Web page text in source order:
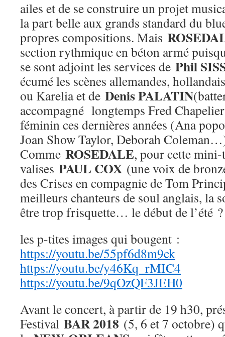
ailes et de se construire un projet
la part belle aux grands standard du
propres compositions. Mais
section rythmique en béton armé
se sont adjoint les services de Phil
écumé les scènes allemandes,
ou Karelia et de Denis PALATIN
accompagné longtemps Fred
féminin ces dernières années (Ana
Joan Show Taylor, Deborah
Comme ROSEDALE, pour cette mini-
valises PAUL COX (une voix de
des Crises en compagnie de Tom
meilleurs chanteurs de soul anglais, la
être trop frisquette… le début de l’été ?
les p-tites images qui bougent :
https://youtu.be/55pf6d8m9ck
https://youtu.be/y46Kq_rMIC4
https://youtu.be/9qOzQF3JEH0
Avant le concert, à partir de 19 h30,
Festival BAR 2018 (5, 6 et 7 octobre)